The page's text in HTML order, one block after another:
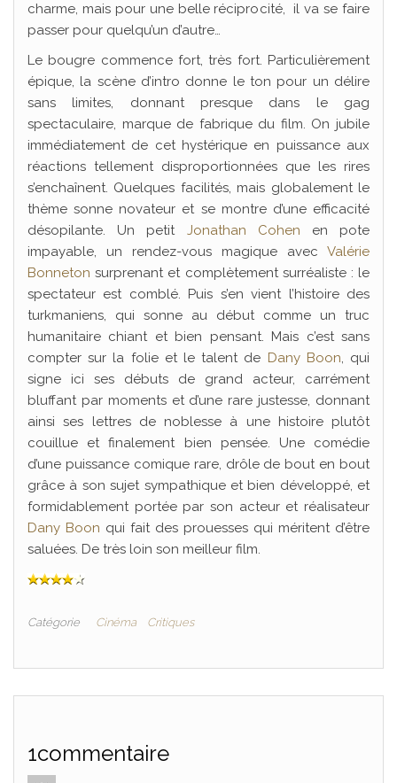
charme, mais pour une belle réciprocité, il va se faire
passer pour quelqu’un d’autre…
Le bougre commence fort, très fort. Particulièrement
épique, la scène d’intro donne le ton pour un délire
sans limites, donnant presque dans le gag
spectaculaire, marque de fabrique du film. On jubile
immédiatement de cet hystérique en puissance aux
réactions tellement disproportionnées que les rires
s’enchaînent. Quelques facilités, mais globalement le
thème sonne novateur et se montre d’une efficacité
désopilante. Un petit Jonathan Cohen en pote
impayable, un rendez-vous magique avec Valérie
Bonneton surprenant et complètement surréaliste : le
spectateur est comblé. Puis s’en vient l’histoire des
turkmaniens, qui sonne au début comme un truc
humanitaire chiant et bien pensant. Mais c’est sans
compter sur la folie et le talent de Dany Boon, qui
signe ici ses débuts de grand acteur, carrément
bluffant par moments et d’une rare justesse, donnant
ainsi ses lettres de noblesse à une histoire plutôt
couillue et finalement bien pensée. Une comédie
d’une puissance comique rare, drôle de bout en bout
grâce à son sujet sympathique et bien développé, et
formidablement portée par son acteur et réalisateur
Dany Boon qui fait des prouesses qui méritent d’être
saluées. De très loin son meilleur film.
Catégorie Cinéma Critiques
1commentaire